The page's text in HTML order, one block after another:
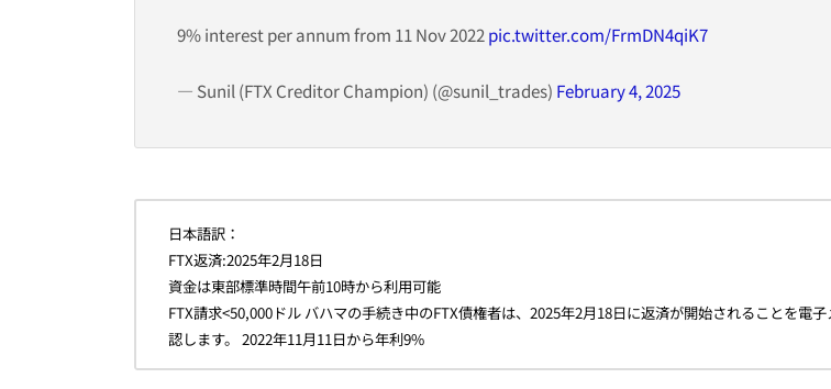
9% interest per annum from 11 Nov 2022 pic.twitter.com/FrmDN4qiK7
— Sunil (FTX Creditor Champion) (@sunil_trades) February 4, 2025
日本語訳：
FTX返済:2025年2月18日
資金は東部標準時間午前10時から利用可能
FTX請求<50,000ドル バハマの手続き中のFTX債権者は、2025年2月18日に返済が開始されることを電
認します。 2022年11月11日から年利9%